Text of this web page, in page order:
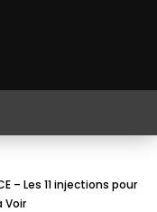
– Les 11 injections pour
Voir